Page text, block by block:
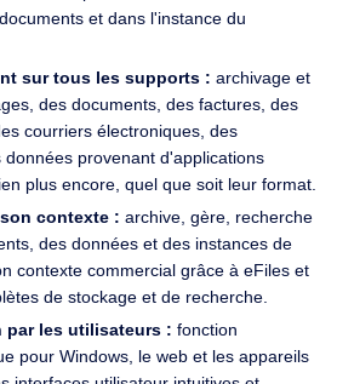
et dans l'instance du
sur tous les supports : archivage et
des documents, des factures, des
courriers électroniques, des
provenant d'applications
plus encore, quel que soit leur format.
contexte : archive, gère, recherche
des données et des instances de
contexte commercial grâce à eFiles et
de stockage et de recherche.
par les utilisateurs : fonction
pour Windows, le web et les appareils